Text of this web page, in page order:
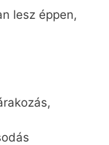
lesz éppen,